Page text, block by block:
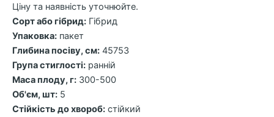
Ціну та наявність уточнюйте.
Сорт або гібрид: Гібрид
Упаковка: пакет
Глибина посіву, см: 45753
Група стиглості: ранній
Маса плоду, г: 300-500
Об'єм, шт: 5
Стійкість до хвороб: стійкий